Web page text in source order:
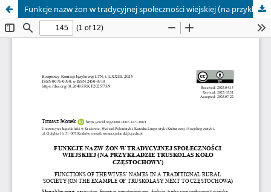
Funkcje nazw żon w tradycyjnej społeczności wiejskiej (na przykładzie Truskolas koło Częstochowy)